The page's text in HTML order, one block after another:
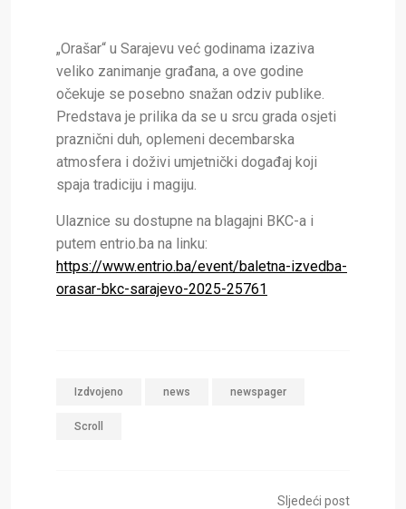
„Orašar“ u Sarajevu već godinama izaziva
veliko zanimanje građana, a ove godine
očekuje se posebno snažan odziv publike.
Predstava je prilika da se u srcu grada osjeti
praznični duh, oplemeni decembarska
atmosfera i doživi umjetnički događaj koji
spaja tradiciju i magiju.
Ulaznice su dostupne na blagajni BKC-a i
putem entrio.ba na linku:
https://www.entrio.ba/event/baletna-izvedba-
orasar-bkc-sarajevo-2025-25761
Izdvojeno news newspager
Scroll
Sljedeći post